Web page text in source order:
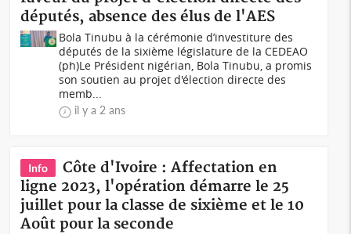
députés, absence des élus de l'AES
Bola Tinubu à la cérémonie d’investiture des
députés de la sixième législature de la CEDEAO
(ph)Le Président nigérian, Bola Tinubu, a promis
son soutien au projet d'élection directe des
memb...
il y a 2 ans
Info
Côte d'Ivoire : Affectation en
ligne 2023, l'opération démarre le 25
juillet pour la classe de sixième et le 10
Août pour la seconde